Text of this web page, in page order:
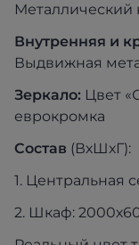
Металлический
Внутренняя и
Выдвижная
Зеркало: Цвет
еврокромка
Состав (ВхШхГ):
1. Центральная
2. Шкаф: